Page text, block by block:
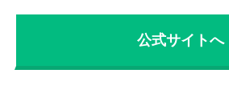
公式サイトへ